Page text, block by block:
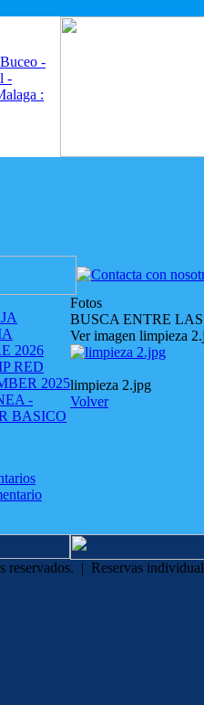
2026
RED
2025
-
BASICO
Fotos
BUSCA ENTRE
Ver imagen limpieza
limpieza 2.jpg
Volver
reservados. | Reservas